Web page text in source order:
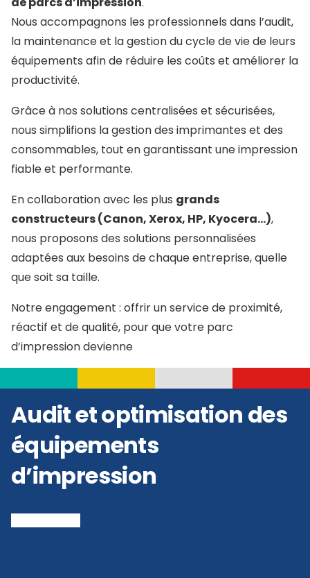
Nous accompagnons les professionnels dans l’audit,
la maintenance et la gestion du cycle de vie de leurs
équipements afin de réduire les coûts et améliorer la
productivité.
Grâce à nos solutions centralisées et sécurisées,
nous simplifions la gestion des imprimantes et des
consommables, tout en garantissant une impression
fiable et performante.
En collaboration avec les plus grands
constructeurs (Canon, Xerox, HP, Kyocera…),
nous proposons des solutions personnalisées
adaptées aux besoins de chaque entreprise, quelle
que soit sa taille.
Notre engagement : offrir un service de proximité,
réactif et de qualité, pour que votre parc
d’impression devienne
Audit et optimisation des
équipements
d’impression